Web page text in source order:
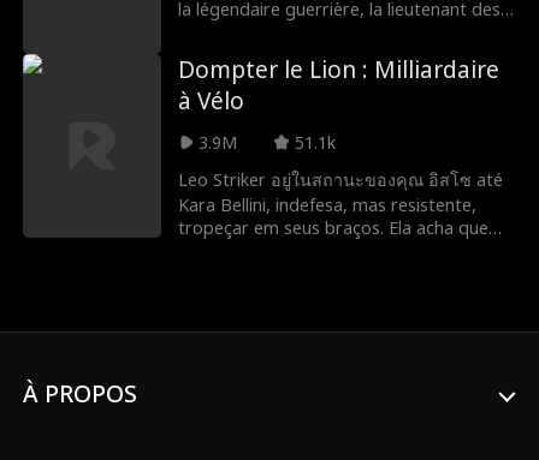
la légendaire guerrière, la lieutenant des
vie anonyme de propriétaire d'un petit
restaurant de province pour secourir sa
fille et détruire le cartel Navarro qui s'est
Dompter le Lion : Milliardaire
à Vélo
3.9M
51.1k
Leo Striker อยู่ในสถานะของคุณ อิสโซ até
Kara Bellini, indefesa, mas resistente,
tropeçar em seus braços. Ela acha que
À PROPOS